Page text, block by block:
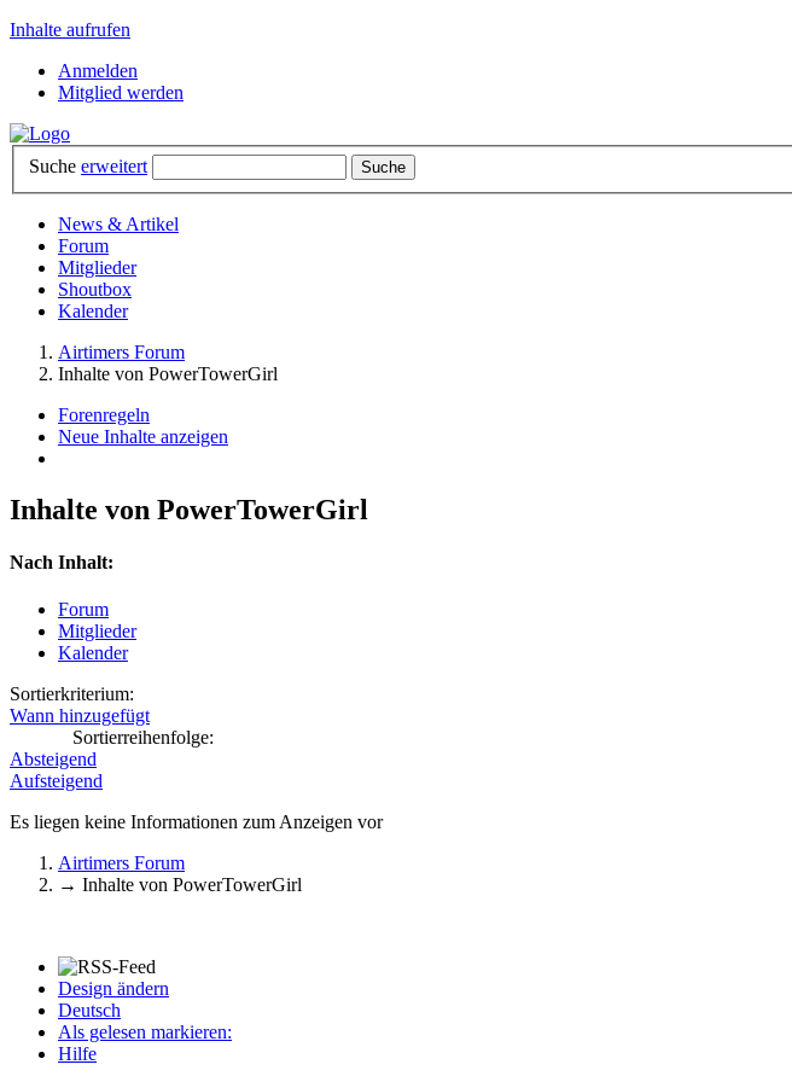
Inhalte aufrufen
Anmelden
Mitglied werden
Suche erweitert
News & Artikel
Forum
Mitglieder
Shoutbox
Kalender
Airtimers Forum
Inhalte von PowerTowerGirl
Forenregeln
Neue Inhalte anzeigen
Inhalte von PowerTowerGirl
Nach Inhalt:
Forum
Mitglieder
Kalender
Sortierkriterium:
Wann hinzugefügt
Sortierreihenfolge:
Absteigend
Aufsteigend
Es liegen keine Informationen zum Anzeigen vor
Airtimers Forum
→ Inhalte von PowerTowerGirl
Design ändern
Deutsch
Als gelesen markieren:
Hilfe